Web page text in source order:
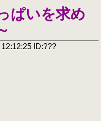
ぱいを求め
ID:???